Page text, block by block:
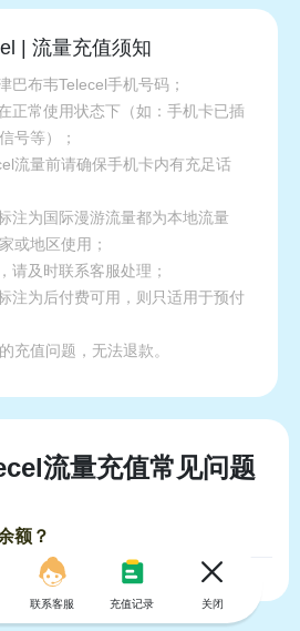
| 流量充值须知
巴布韦Telecel手机号码；
正常使用状态下（如：手机卡已插
号等）；
流量前请确保手机卡内有充足话
注为国际漫游流量都为本地流量
或地区使用；
请及时联系客服处理；
注为后付费可用，则只适用于预付
充值问题，无法退款。
流量充值常见问题
额？
联系客服 充值记录 关闭